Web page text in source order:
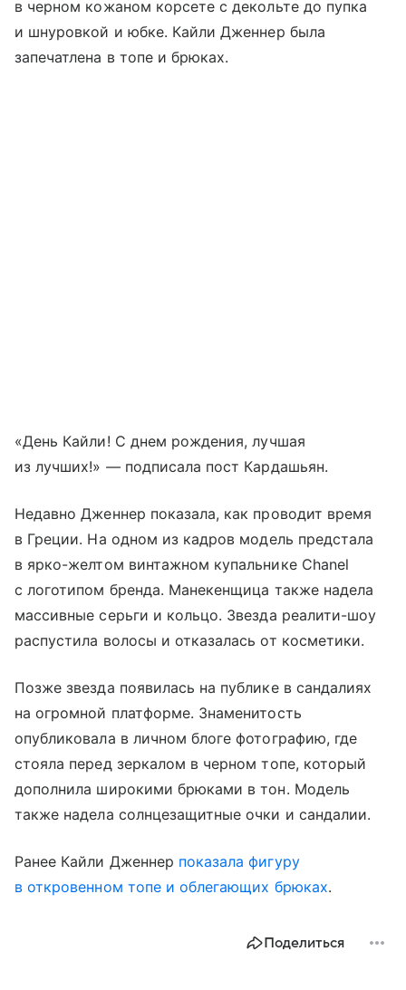
в черном кожаном корсете с декольте до пупка
и шнуровкой и юбке. Кайли Дженнер была
запечатлена в топе и брюках.
«День Кайли! С днем рождения, лучшая
из лучших!» — подписала пост Кардашьян.
Недавно Дженнер показала, как проводит время
в Греции. На одном из кадров модель предстала
в ярко-желтом винтажном купальнике Chanel
с логотипом бренда. Манекенщица также надела
массивные серьги и кольцо. Звезда реалити-шоу
распустила волосы и отказалась от косметики.
Позже звезда появилась на публике в сандалиях
на огромной платформе. Знаменитость
опубликовала в личном блоге фотографию, где
стояла перед зеркалом в черном топе, который
дополнила широкими брюками в тон. Модель
также надела солнцезащитные очки и сандалии.
Ранее Кайли Дженнер показала фигуру
в откровенном топе и облегающих брюках.
Поделиться